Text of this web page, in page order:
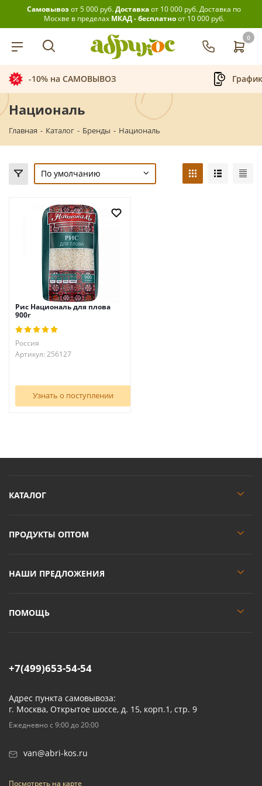
Самовывозот 5 000 руб.Доставкаот 10 000 руб.Доставка по
Москве в пределах МКАД - бесплатноот 10 000 руб.
0
-10% на САМОВЫВОЗ
Националь
Главная - Каталог - Бренды - Националь
По умолчанию
Рис Националь для плова
900г
Россия
Артикул: 256127
Узнать о поступлении
КАТАЛОГ
ПРОДУКТЫ ОПТОМ
НАШИ ПРЕДЛОЖЕНИЯ
ПОМОЩЬ
+7(499)653-54-54
Адрес пункта самовывоза:
г. Москва, Открытое шоссе, д. 15, корп.1, стр. 9
Ежедневно с 9:00 до 20:00
van@abri-kos.ru
Посмотреть на карте